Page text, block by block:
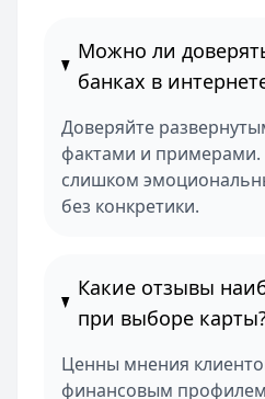
Можно ли
банках в
Доверяйте
фактами и примерами.
слишком
без конкретики.
Какие отзывы
при выборе
Ценны мнения
финансовым